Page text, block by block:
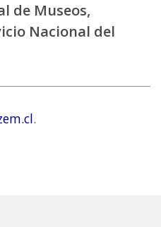
de Museos,
Nacional del
.